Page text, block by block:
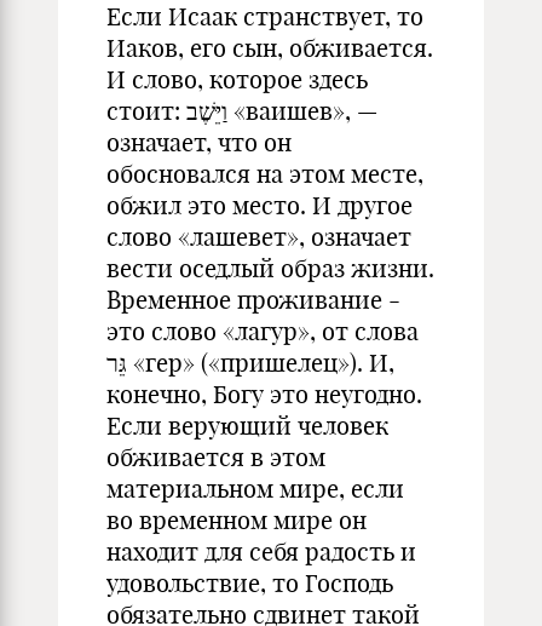
Если Исаак странствует, то
Иаков, его сын, обживается.
И слово, которое здесь
стоит: וַיֵּשֶׁב «ваишев», —
означает, что он
обосновался на этом месте,
обжил это место. И другое
слово «лашевет», означает
вести оседлый образ жизни.
Временное проживание -
это слово «лагур», от слова
גֵּר «гер» («пришелец»). И,
конечно, Богу это неугодно.
Если верующий человек
обживается в этом
материальном мире, если
во временном мире он
находит для себя радость и
удовольствие, то Господь
обязательно сдвинет такой